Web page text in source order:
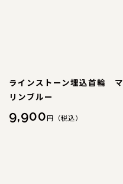
お直しについて
卸業者様へ
ラインストーン埋込首輪 マ
リンブルー
9,900円（税込）